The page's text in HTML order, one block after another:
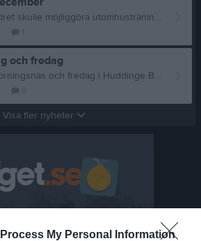
My Personal Information
Vi hade hoppats att vädret skulle möjliggöra utomhusträning ikväll, men alldeles nyss kom dagens statusrapport från Källbrink där kansliet skriver: "Källbrink är EJ SPELBAR. Större delen av planen är täckt av is och resterande delar är frostiga och hala." Alltså, ingen träning klockan 17-18 idag.
och fredag
Vi ställer in onsdag i Hörningsnäs och fredag i Huddinge B, då vi lyckats boka Huddingehallen A på söndag, där vi kan köra hela truppen och få bra futsalträning.
Visa fler nyheter